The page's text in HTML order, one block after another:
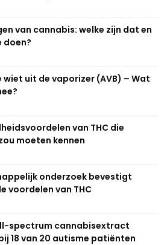
van cannabis: welke zijn dat en
doen?
wiet uit de vaporizer (AVB) – Wat
van THC die
moeten kennen
onderzoek bevestigt
voordelen van THC
spectrum cannabisextract
18 van 20 autisme patiënten